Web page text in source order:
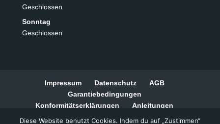
Geschlossen
Sonntag
Geschlossen
Impressum Datenschutz
AGB
Garantiebedingungen
Konformitätserklärungen
Anleitungen
Widerrufsbelehrung
Zahlungsarten
Diese Website benutzt Cookies. Indem du auf „Zustimmen“